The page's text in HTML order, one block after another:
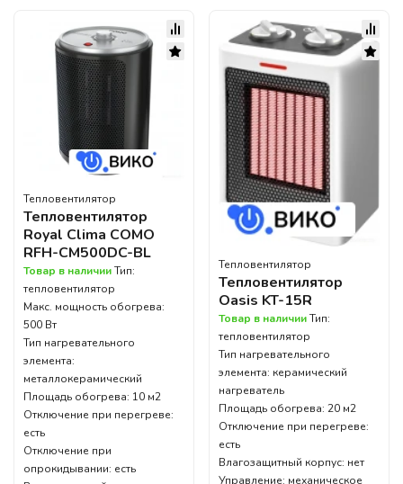
Тепловентилятор
Тепловентилятор
Royal Clima COMO
RFH-CM500DC-BL
Товар в наличииТип:
тепловентилятор
Макс. мощность обогрева:
500 Вт
Тип нагревательного
элемента:
металлокерамический
Площадь обогрева: 10 м2
Отключение при перегреве:
есть
Отключение при
опрокидывании: есть
Тепловентилятор
Тепловентилятор
Oasis KT-15R
Товар в наличииТип:
тепловентилятор
Тип нагревательного
элемента: керамический
нагреватель
Площадь обогрева: 20 м2
Отключение при перегреве:
есть
Влагозащитный корпус: нет
Управление: механическое